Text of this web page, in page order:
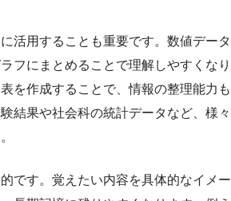
活用することも重要です。数値データ
フにまとめることで理解しやすくなり
を作成することで、情報の整理能力も
結果や社会科の統計データなど、様々
です。覚えたい内容を具体的なイメー